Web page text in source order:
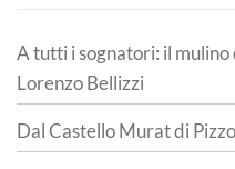
A tutti i sognatori: il mulino
Lorenzo Bellizzi
Dal Castello Murat di